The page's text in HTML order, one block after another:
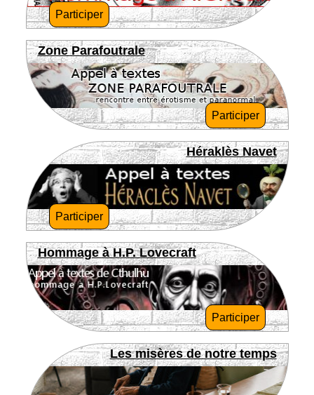
Participer
Zone Parafoutrale
Participer
Héraklès Navet
Participer
Hommage à H.P. Lovecraft
Participer
Les misères de notre temps